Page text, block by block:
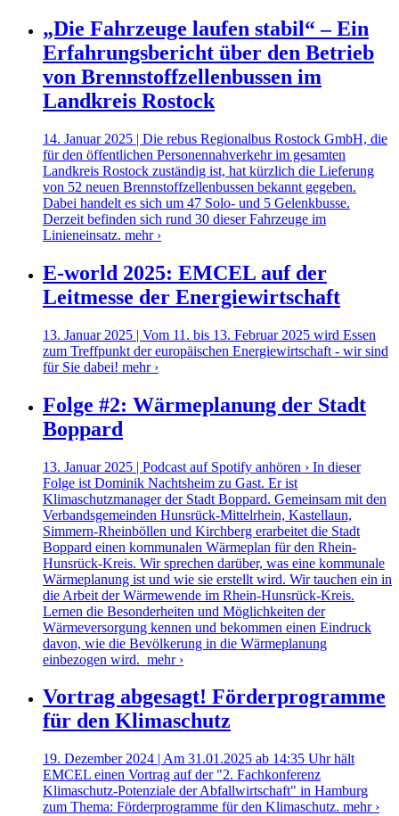
„Die Fahrzeuge laufen stabil“ – Ein
Erfahrungsbericht über den Betrieb
von Brennstoffzellenbussen im
Landkreis Rostock
14. Januar 2025 | Die rebus Regionalbus Rostock GmbH, die
für den öffentlichen Personennahverkehr im gesamten
Landkreis Rostock zuständig ist, hat kürzlich die Lieferung
von 52 neuen Brennstoffzellenbussen bekannt gegeben.
Dabei handelt es sich um 47 Solo- und 5 Gelenkbusse.
Derzeit befinden sich rund 30 dieser Fahrzeuge im
Linieneinsatz. mehr ›
E-world 2025: EMCEL auf der
Leitmesse der Energiewirtschaft
13. Januar 2025 | Vom 11. bis 13. Februar 2025 wird Essen
zum Treffpunkt der europäischen Energiewirtschaft - wir sind
für Sie dabei! mehr ›
Folge #2: Wärmeplanung der Stadt
Boppard
13. Januar 2025 | Podcast auf Spotify anhören › In dieser
Folge ist Dominik Nachtsheim zu Gast. Er ist
Klimaschutzmanager der Stadt Boppard. Gemeinsam mit den
Verbandsgemeinden Hunsrück-Mittelrhein, Kastellaun,
Simmern-Rheinböllen und Kirchberg erarbeitet die Stadt
Boppard einen kommunalen Wärmeplan für den Rhein-
Hunsrück-Kreis. Wir sprechen darüber, was eine kommunale
Wärmeplanung ist und wie sie erstellt wird. Wir tauchen ein in
die Arbeit der Wärmewende im Rhein-Hunsrück-Kreis.
Lernen die Besonderheiten und Möglichkeiten der
Wärmeversorgung kennen und bekommen einen Eindruck
davon, wie die Bevölkerung in die Wärmeplanung
einbezogen wird. mehr ›
Vortrag abgesagt! Förderprogramme
für den Klimaschutz
19. Dezember 2024 | Am 31.01.2025 ab 14:35 Uhr hält
EMCEL einen Vortrag auf der "2. Fachkonferenz
Klimaschutz-Potenziale der Abfallwirtschaft" in Hamburg
zum Thema: Förderprogramme für den Klimaschutz. mehr ›